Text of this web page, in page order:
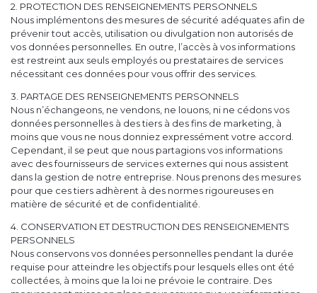
2. PROTECTION DES RENSEIGNEMENTS PERSONNELS
Nous implémentons des mesures de sécurité adéquates afin de
prévenir tout accès, utilisation ou divulgation non autorisés de
vos données personnelles. En outre, l’accès à vos informations
est restreint aux seuls employés ou prestataires de services
nécessitant ces données pour vous offrir des services.
3. PARTAGE DES RENSEIGNEMENTS PERSONNELS
Nous n’échangeons, ne vendons, ne louons, ni ne cédons vos
données personnelles à des tiers à des fins de marketing, à
moins que vous ne nous donniez expressément votre accord.
Cependant, il se peut que nous partagions vos informations
avec des fournisseurs de services externes qui nous assistent
dans la gestion de notre entreprise. Nous prenons des mesures
pour que ces tiers adhèrent à des normes rigoureuses en
matière de sécurité et de confidentialité.
4. CONSERVATION ET DESTRUCTION DES RENSEIGNEMENTS
PERSONNELS
Nous conservons vos données personnelles pendant la durée
requise pour atteindre les objectifs pour lesquels elles ont été
collectées, à moins que la loi ne prévoie le contraire. Des